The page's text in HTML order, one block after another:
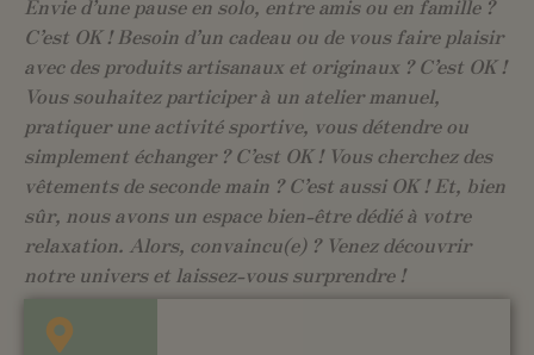
Envie d’une pause en solo, entre amis ou en famille ?
C’est OK ! Besoin d’un cadeau ou de vous faire plaisir
avec des produits artisanaux et originaux ? C’est OK !
Vous souhaitez participer à un atelier manuel,
pratiquer une activité sportive, vous détendre ou
simplement échanger ? C’est OK ! Vous cherchez des
vêtements de seconde main ? C’est aussi OK ! Et, bien
sûr, nous avons un espace bien-être dédié à votre
relaxation. Alors, convaincu(e) ? Venez découvrir
notre univers et laissez-vous surprendre !